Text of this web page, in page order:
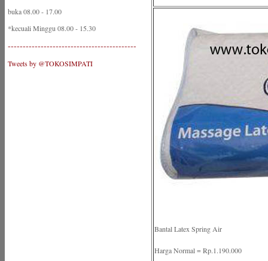
buka 08.00 - 17.00
*kecuali Minggu 08.00 - 15.30
-------------------------------------------
Tweets by @TOKOSIMPATI
Bantal Latex Spring Air
Harga Normal = Rp.1.190.000